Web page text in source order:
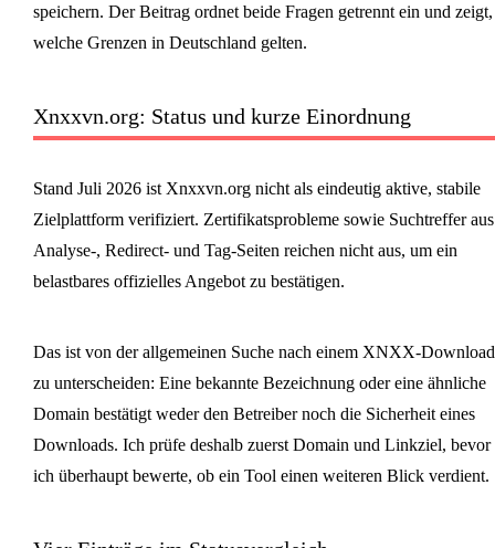
speichern. Der Beitrag ordnet beide Fragen getrennt ein und zeigt,
welche Grenzen in Deutschland gelten.
Xnxxvn.org: Status und kurze Einordnung
Stand Juli 2026 ist Xnxxvn.org nicht als eindeutig aktive, stabile
Zielplattform verifiziert. Zertifikatsprobleme sowie Suchtreffer aus
Analyse-, Redirect- und Tag-Seiten reichen nicht aus, um ein
belastbares offizielles Angebot zu bestätigen.
Das ist von der allgemeinen Suche nach einem XNXX-
zu unterscheiden: Eine bekannte Bezeichnung oder eine ähnliche
Domain bestätigt weder den Betreiber noch die Sicherheit eines
Downloads. Ich prüfe deshalb zuerst Domain und Linkziel, bevor
ich überhaupt bewerte, ob ein Tool einen weiteren Blick verdient.